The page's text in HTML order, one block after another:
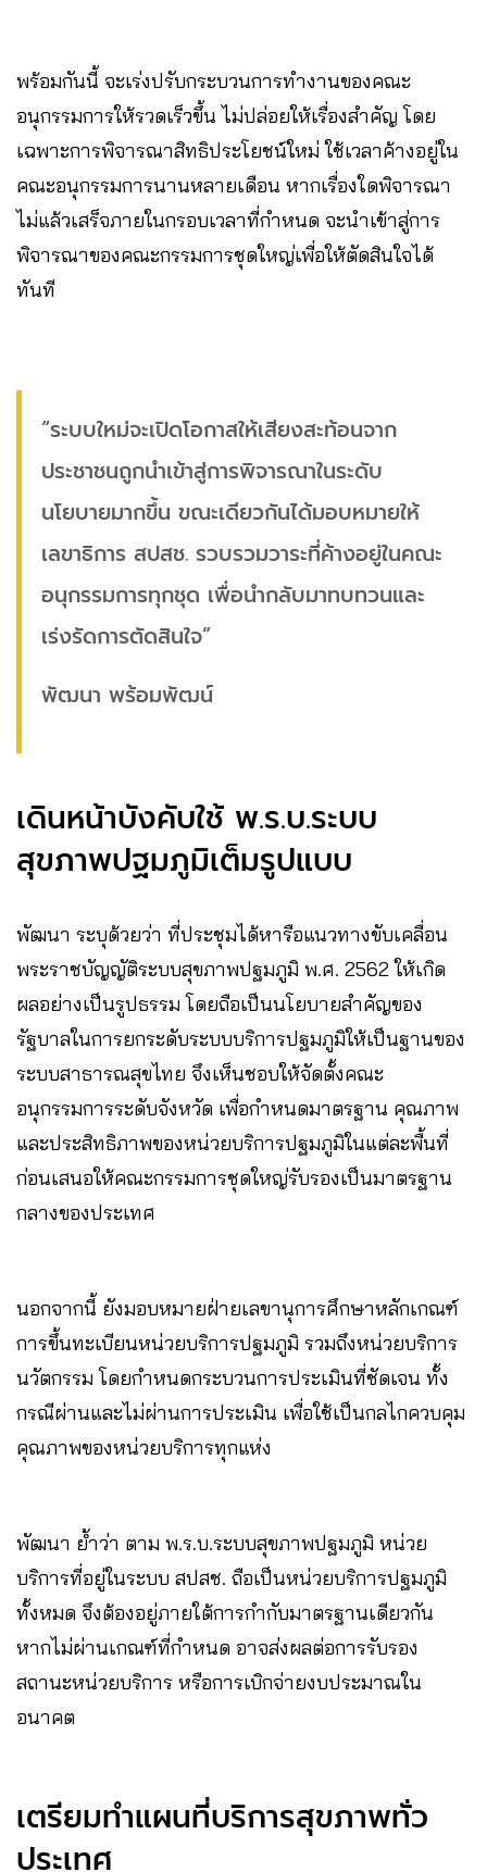
พร้อมกันนี้ จะเร่งปรับกระบวนการทำงานของคณะ
อนุกรรมการให้รวดเร็วขึ้น ไม่ปล่อยให้เรื่องสำคัญ โดย
เฉพาะการพิจารณาสิทธิประโยชน์ใหม่ ใช้เวลาค้างอยู่ใน
คณะอนุกรรมการนานหลายเดือน หากเรื่องใดพิจารณา
ไม่แล้วเสร็จภายในกรอบเวลาที่กำหนด จะนำเข้าสู่การ
พิจารณาของคณะกรรมการชุดใหญ่เพื่อให้ตัดสินใจได้
ทันที
“ระบบใหม่จะเปิดโอกาสให้เสียงสะท้อนจาก
ประชาชนถูกนำเข้าสู่การพิจารณาในระดับ
นโยบายมากขึ้น ขณะเดียวกันได้มอบหมายให้
เลขาธิการ สปสช. รวบรวมวาระที่ค้างอยู่ในคณะ
อนุกรรมการทุกชุด เพื่อนำกลับมาทบทวนและ
เร่งรัดการตัดสินใจ”
พัฒนา พร้อมพัฒน์
เดินหน้าบังคับใช้ พ.ร.บ.ระบบ
สุขภาพปฐมภูมิเต็มรูปแบบ
พัฒนา ระบุด้วยว่า ที่ประชุมได้หารือแนวทางขับเคลื่อน
พระราชบัญญัติระบบสุขภาพปฐมภูมิ พ.ศ. 2562 ให้เกิด
ผลอย่างเป็นรูปธรรม โดยถือเป็นนโยบายสำคัญของ
รัฐบาลในการยกระดับระบบบริการปฐมภูมิให้เป็นฐานของ
ระบบสาธารณสุขไทย จึงเห็นชอบให้จัดตั้งคณะ
อนุกรรมการระดับจังหวัด เพื่อกำหนดมาตรฐาน คุณภาพ
และประสิทธิภาพของหน่วยบริการปฐมภูมิในแต่ละพื้นที่
ก่อนเสนอให้คณะกรรมการชุดใหญ่รับรองเป็นมาตรฐาน
กลางของประเทศ
นอกจากนี้ ยังมอบหมายฝ่ายเลขานุการศึกษาหลักเกณฑ์
การขึ้นทะเบียนหน่วยบริการปฐมภูมิ รวมถึงหน่วยบริการ
นวัตกรรม โดยกำหนดกระบวนการประเมินที่ชัดเจน ทั้ง
กรณีผ่านและไม่ผ่านการประเมิน เพื่อใช้เป็นกลไกควบคุม
คุณภาพของหน่วยบริการทุกแห่ง
พัฒนา ย้ำว่า ตาม พ.ร.บ.ระบบสุขภาพปฐมภูมิ หน่วย
บริการที่อยู่ในระบบ สปสช. ถือเป็นหน่วยบริการปฐมภูมิ
ทั้งหมด จึงต้องอยู่ภายใต้การกำกับมาตรฐานเดียวกัน
หากไม่ผ่านเกณฑ์ที่กำหนด อาจส่งผลต่อการรับรอง
สถานะหน่วยบริการ หรือการเบิกจ่ายงบประมาณใน
อนาคต
เตรียมทำแผนที่บริการสุขภาพทั่ว
ประเทศ